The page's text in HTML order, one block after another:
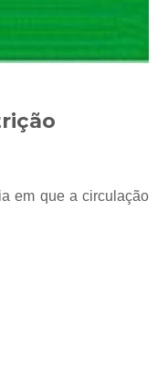
em que a circulação